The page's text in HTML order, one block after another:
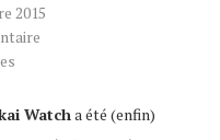
2015
Watch a été (enfin)